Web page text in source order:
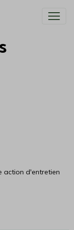
action d'entretien